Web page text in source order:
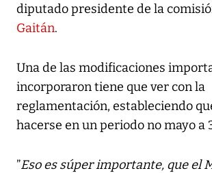
diputado presidente de la
Gaitán.
Una de las modificaciones
incorporaron tiene que ver con la
reglamentación, estableciendo
hacerse en un periodo no mayo a
”Eso es súper importante, que el